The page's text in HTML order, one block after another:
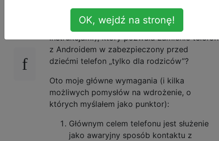
Czy istnieje sposób (aplikacja lub specjalny
program uruchamiający, zestaw aplikacji z
instrukcjami), który pozwala zamienić telefon
z Androidem w zabezpieczony przed
dziećmi telefon „tylko dla rodziców”?
Oto moje główne wymagania (i kilka
możliwych pomysłów na wdrożenie, o
których myślałem jako punktor):
Głównym celem telefonu jest służenie
jako awaryjny sposób kontaktu z
OK, wejdź na stronę!